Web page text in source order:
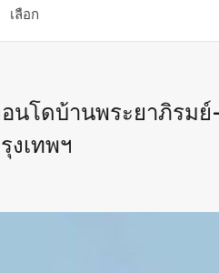
เลือก
นโดบ้านพระยาภิรมย์
งเทพฯ